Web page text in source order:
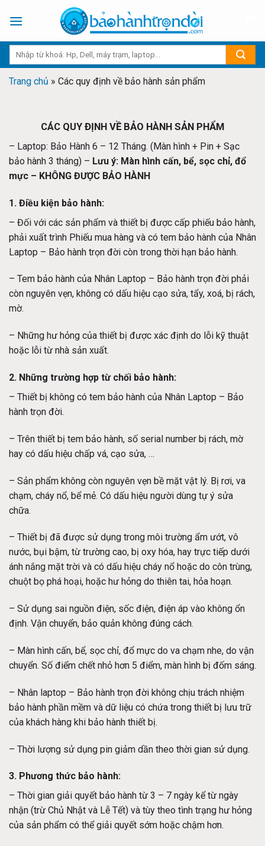
Trang chủ » Các quy định về bảo hành sản phẩm
CÁC QUY ĐỊNH VỀ BẢO HÀNH SẢN PHẨM
– Laptop: Bảo Hành 6 – 12 Tháng. (Màn hình + Pin + Sạc
bảo hành 3 tháng) – Lưu ý: Màn hình cấn, bể, sọc chỉ, đổ
mực – KHÔNG ĐƯỢC BẢO HÀNH
1. Điều kiện bảo hành:
– Đối với các sản phẩm và thiết bị được cấp phiếu bảo hành,
phải xuất trình Phiếu mua hàng và có tem bảo hành của Nhân
Laptop – Bảo hành trọn đời còn trong thời hạn bảo hành.
– Tem bảo hành của Nhân Laptop – Bảo hành trọn đời phải
còn nguyên vẹn, không có dấu hiệu cạo sửa, tẩy, xoá, bị rách,
mờ.
– Những hư hỏng của thiết bị được xác định do lỗi kỹ thuật
hoặc lỗi từ nhà sản xuất.
2. Những trường hợp từ chối bảo hành:
– Thiết bị không có tem bảo hành của Nhân Laptop – Bảo
hành trọn đời.
– Trên thiết bị tem bảo hành, số serial number bị rách, mờ
hay có dấu hiệu chấp vá, cạo sửa, …
– Sản phẩm không còn nguyên vẹn bề mặt vật lý. Bị rơi, va
chạm, cháy nổ, bể mẻ. Có dấu hiệu người dùng tự ý sửa
chữa.
– Thiết bị đã được sử dụng trong môi trường ẩm ướt, vô
nước, bụi bậm, từ trường cao, bị oxy hóa, hay trực tiếp dưới
ánh nắng mặt trời và có dấu hiệu cháy nổ hoặc do côn trùng,
chuột bọ phá hoại, hoặc hư hỏng do thiên tai, hỏa hoạn.
– Sử dụng sai nguồn điện, sốc điện, điện áp vào không ổn
định. Vận chuyển, bảo quản không đúng cách.
– Màn hình cấn, bể, sọc chỉ, đổ mực do va chạm nhe, do vận
chuyển. Số điểm chết nhỏ hơn 5 điểm, màn hình bị đốm sáng.
– Nhân laptop – Bảo hành trọn đời không chịu trách nhiệm
bảo hành phần mềm và dữ liệu có chứa trong thiết bị lưu trữ
của khách hàng khi bảo hành thiết bị.
– Thời lượng sử dụng pin giảm dần theo thời gian sử dụng.
3. Phương thức bảo hành:
– Thời gian giải quyết bảo hành từ 3 – 7 ngày kể từ ngày
nhận (trừ Chủ Nhật và Lễ Tết) và tùy theo tình trạng hư hỏng
của sản phẩm có thể giải quyết sớm hoặc chậm hơn.